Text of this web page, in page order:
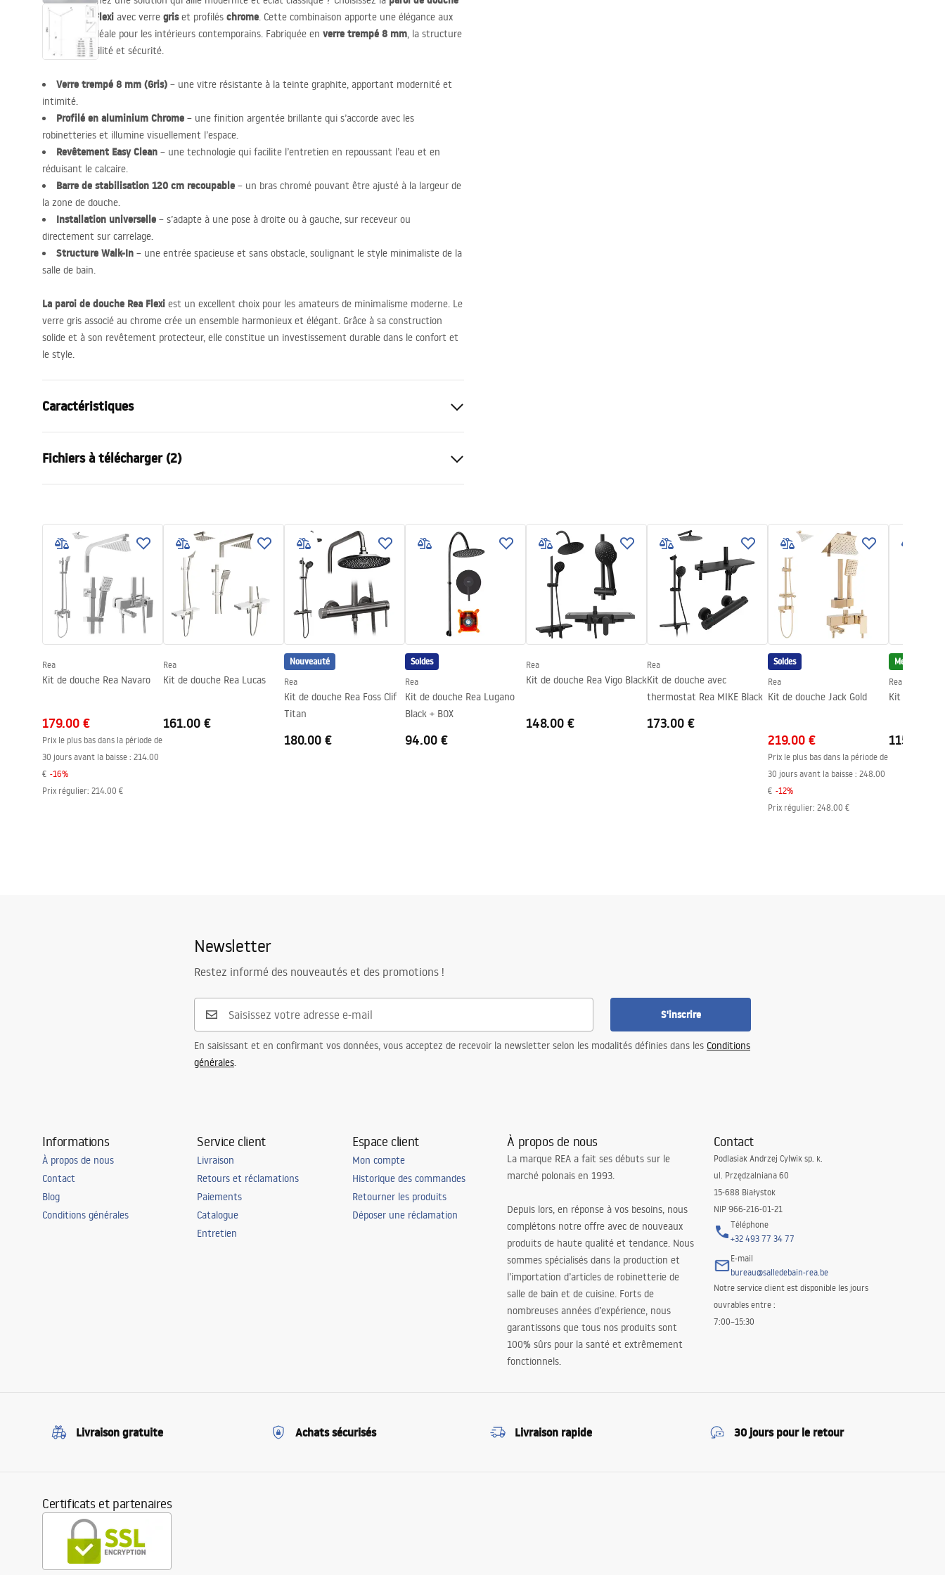
walk-in Rea Flexi avec verre griset profilés chrome. Cette combinaison apporte une élégance aux
tons froids, idéale pour les intérieurs contemporains. Fabriquée en verre trempé 8 mm, la structure
garantit stabilité et sécurité.
Verre trempé 8 mm (Gris) – une vitre résistante à la teinte graphite, apportant modernité et
intimité.
Profilé en aluminium Chrome – une finition argentée brillante qui s’accorde avec les
robinetteries et illumine visuellement l’espace.
Revêtement Easy Clean – une technologie qui facilite l’entretien en repoussant l’eau et en
réduisant le calcaire.
Barre de stabilisation 120 cm recoupable – un bras chromé pouvant être ajusté à la largeur de
la zone de douche.
Installation universelle – s’adapte à une pose à droite ou à gauche, sur receveur ou
directement sur carrelage.
Structure Walk-In – une entrée spacieuse et sans obstacle, soulignant le style minimaliste de la
salle de bain.
La paroi de douche Rea Flexi est un excellent choix pour les amateurs de minimalisme moderne. Le
verre gris associé au chrome crée un ensemble harmonieux et élégant. Grâce à sa construction
solide et à son revêtement protecteur, elle constitue un investissement durable dans le confort et
le style.
Caractéristiques
Couleur du robinet
Type de cabine de douche
walk-in
Seria
Montage
Sur le receveur ou plancher
Hauteur (mm)
mm
Direction de la cabine
Universel
Garantie
Couche Easy Clean
Oui, d'un côté du vitre
Fichiers à télécharger (2)
WARUNKI BEZPIECZENSTWA
KABINY DRZWI PARAWANY.pdf
Instrukcja_monta__u___cianki_Fle
xi.pdf
Rea
Kit de douche Rea Navaro
179.00 €
Prix le plus bas dans la période de
30 jours avant la baisse : 214.00
€ -16%
Prix régulier: 214.00 €
Rea
Kit de douche Rea Lucas
161.00 €
Nouveauté
Rea
Kit de douche Rea Foss Clif
Titan
180.00 €
Soldes
Rea
Kit de douche Rea Lugano
Black + BOX
94.00 €
Rea
Kit de douche Rea Vigo Black
148.00 €
Rea
Kit de douche avec
thermostat Rea MIKE Black
173.00 €
Soldes
Rea
Kit de douche Jack Gold
219.00 €
Prix le plus bas dans la période de
30 jours avant la baisse : 248.00
€ -12%
Prix régulier: 248.00 €
Meilleure
Rea
Kit de
115.00 €
Newsletter
Restez informé des nouveautés et des promotions !
S'inscrire
En saisissant et en confirmant vos données, vous acceptez de recevoir la newsletter selon les modalités définies dans les Conditions
générales.
Informations
À propos de nous
Contact
Blog
Conditions générales
Service client
Livraison
Retours et réclamations
Paiements
Catalogue
Entretien
Espace client
Mon compte
Historique des commandes
Retourner les produits
Déposer une réclamation
À propos de nous
La marque REA a fait ses débuts sur le
marché polonais en 1993.
Depuis lors, en réponse à vos besoins, nous
complétons notre offre avec de nouveaux
produits de haute qualité et tendance. Nous
sommes spécialisés dans la production et
l’importation d’articles de robinetterie de
salle de bain et de cuisine. Forts de
nombreuses années d’expérience, nous
garantissons que tous nos produits sont
100% sûrs pour la santé et extrêmement
fonctionnels.
Contact
Podlasiak Andrzej Cylwik sp. k.
ul. Przędzalniana 60
15-688 Białystok
NIP 966-216-01-21
Téléphone
+32 493 77 34 77
E-mail
bureau@salledebain-rea.be
Notre service client est disponible les jours
ouvrables entre :
7:00–15:30
Livraison gratuite Achats sécurisés Livraison rapide 30 jours pour le retour
Certificats et partenaires